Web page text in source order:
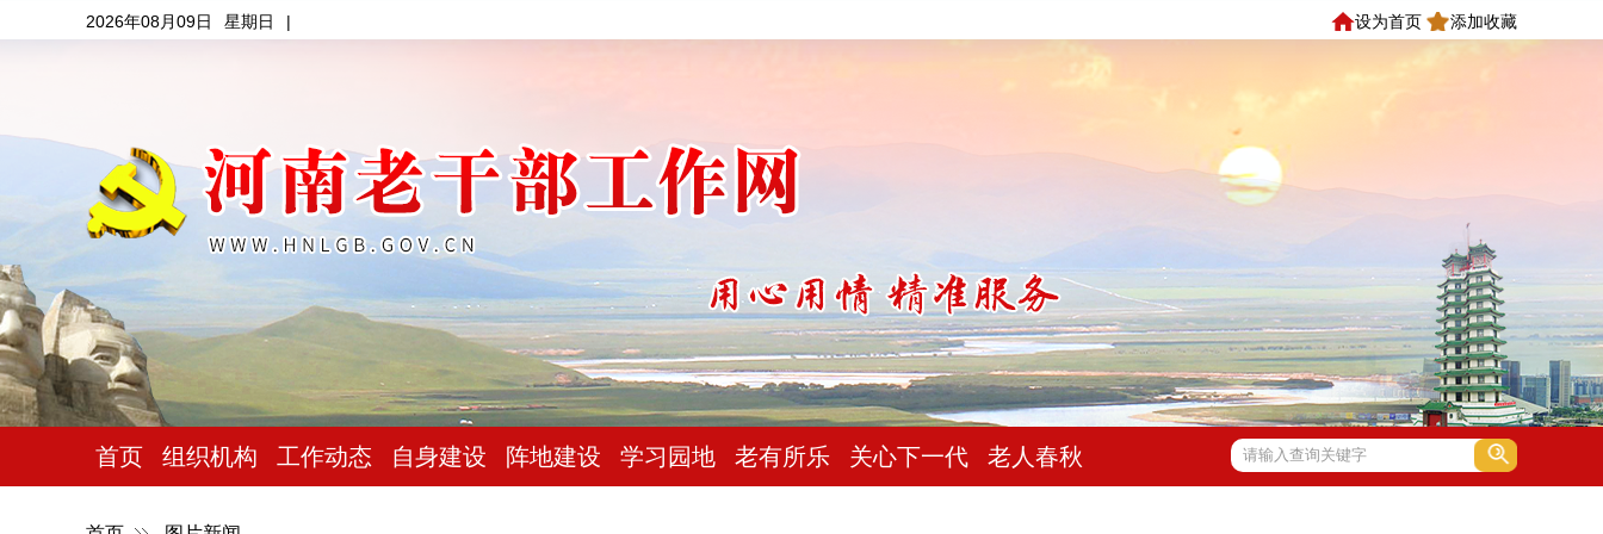
2026年08月09日 星期日 | 设为首页 添加收藏
首页 组织机构 工作动态 自身建设 阵地建设 学习园地 老有所乐 关心下一代 老人春秋